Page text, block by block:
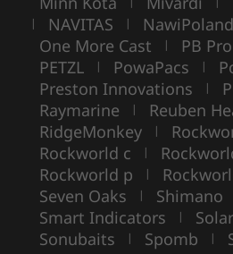
| NAVITAS | NawiPoland
One More Cast | PB
PETZL | PowaPacs |
Preston Innovations |
Raymarine | Reuben
RidgeMonkey |
Rockworld c |
Rockworld p |
Seven Oaks | Shimano
Smart Indicators | Solar
Sonubaits | Spomb |